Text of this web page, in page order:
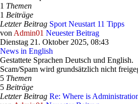
1 Themen
1 Beiträge
Letzter Beitrag Sport Neustart 11 Tipps
von Admin01 Neuester Beitrag
Dienstag 21. Oktober 2025, 08:43
News in English
Gestattete Sprachen Deutsch und English.
Scam/Spam wird grundsätzlich nicht
5 Themen
5 Beiträge
Letzter Beitrag Re: Where is